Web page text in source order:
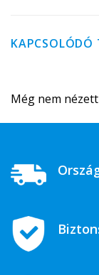
KAPCSOLÓDÓ
Még nem